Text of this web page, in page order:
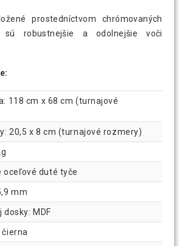
prostedníctvom chrómovaných
sú robustnejšie a odolnejšie voči
118 cm x 68 cm (turnajové
20,5 x 8 cm (turnajové rozmery)
oceľové duté tyče
mm
MDF